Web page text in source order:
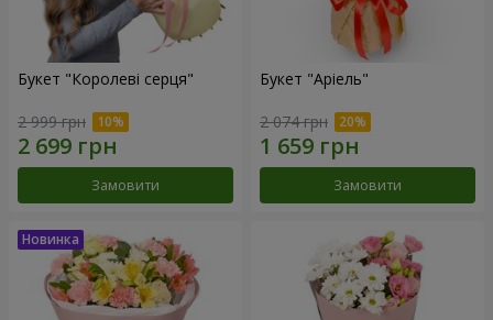
Букет "Королеві серця"
2 999 грн
Замовити
Букет "Аріель"
2 074 грн
Замовити